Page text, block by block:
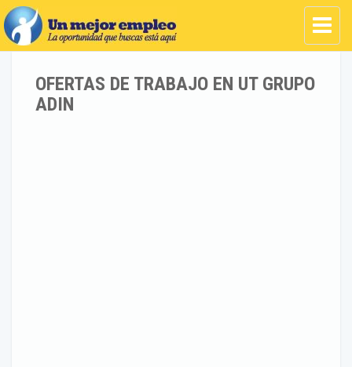
OFERTAS DE TRABAJO EN UT GRUPO
ADIN